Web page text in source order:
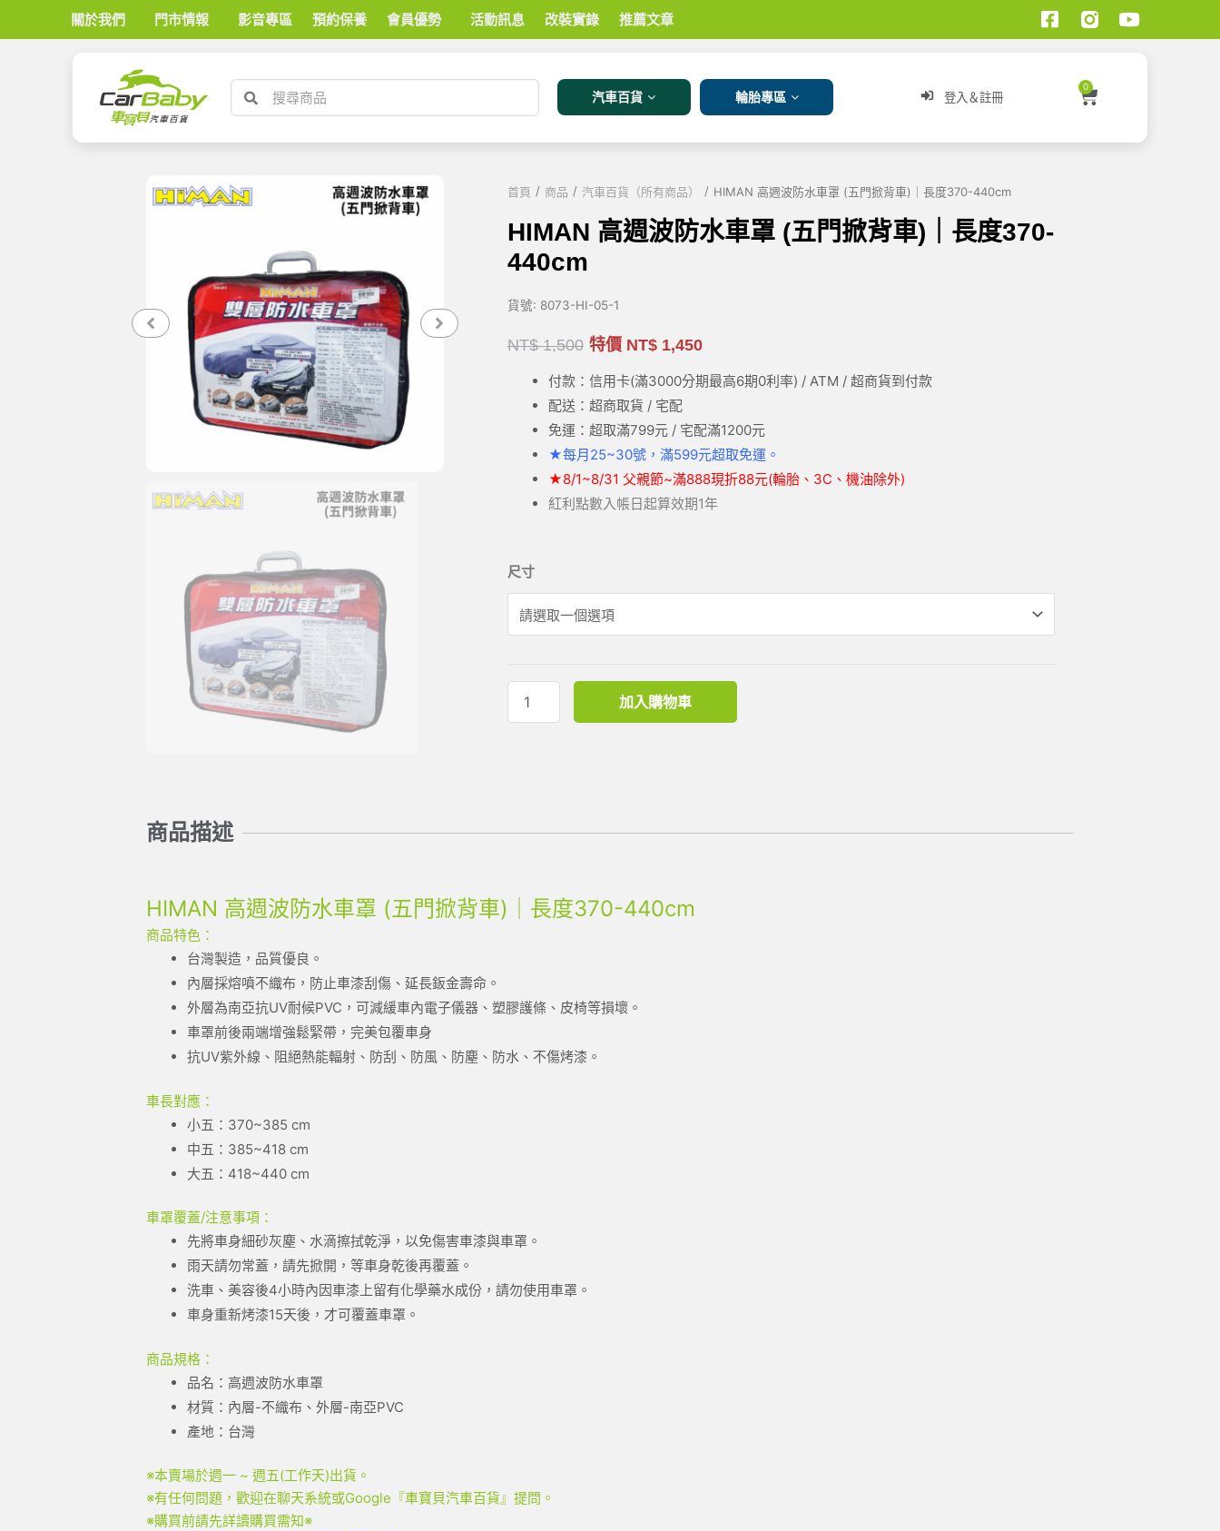
關於我們 門市情報 影音專區 預約保養 會員優勢 活動訊息 改裝實錄 推薦文章
汽車百貨 輪胎專區 登入＆註冊
0
首頁 / 商品 / 汽車百貨（所有商品） / HIMAN 高週波防水車罩 (五門掀背車)｜長度370-440cm
HIMAN 高週波防水車罩 (五門掀背車)｜長度370-
440cm
貨號: 8073-HI-05-1
NT$1,500 特價 NT$1,450
付款：信用卡(滿3000分期最高6期0利率) / ATM / 超商貨到付款
配送：超商取貨 / 宅配
免運：超取滿799元 / 宅配滿1200元
★每月25~30號，滿599元超取免運。
★8/1~8/31 父親節~滿888現折88元(輪胎、3C、機油除外)
紅利點數入帳日起算效期1年
尺寸
加入購物車
商品描述
HIMAN 高週波防水車罩 (五門掀背車)｜長度370-440cm
商品特色：
台灣製造，品質優良。
內層採熔噴不織布，防止車漆刮傷、延長鈑金壽命。
外層為南亞抗UV耐候PVC，可減緩車內電子儀器、塑膠護條、皮椅等損壞。
車罩前後兩端增強鬆緊帶，完美包覆車身
抗UV紫外線、阻絕熱能輻射、防刮、防風、防塵、防水、不傷烤漆。
車長對應：
小五：370~385 cm
中五：385~418 cm
大五：418~440 cm
車罩覆蓋/注意事項：
先將車身細砂灰塵、水滴擦拭乾淨，以免傷害車漆與車罩。
雨天請勿常蓋，請先掀開，等車身乾後再覆蓋。
洗車、美容後4小時內因車漆上留有化學藥水成份，請勿使用車罩。
車身重新烤漆15天後，才可覆蓋車罩。
商品規格：
品名：高週波防水車罩
材質：內層-不織布、外層-南亞PVC
產地：台灣
※本賣場於週一 ~ 週五(工作天)出貨。
※有任何問題，歡迎在聊天系統或Google『車寶貝汽車百貨』提問。
※購買前請先詳讀購買需知※